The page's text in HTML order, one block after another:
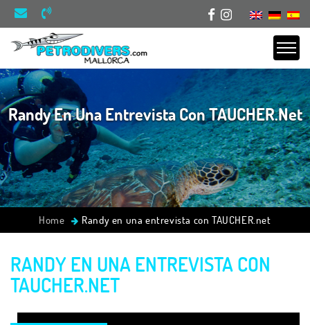
Randy En Una Entrevista Con TAUCHER.net
Home Randy en una entrevista con TAUCHER.net
RANDY EN UNA ENTREVISTA CON
TAUCHER.NET